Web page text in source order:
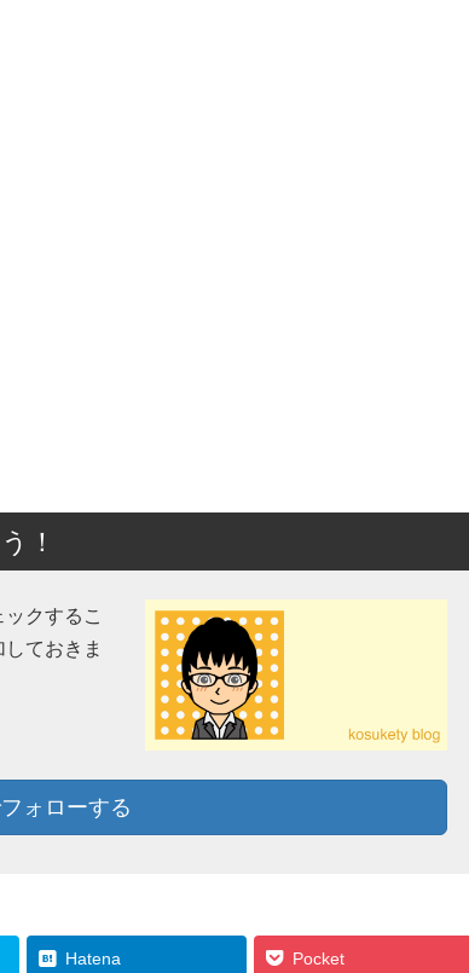
！
クするこ
ておきま
ォローする
Hatena Pocket